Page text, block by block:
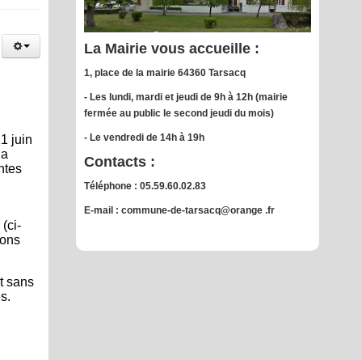
juin
(ci-
sans
La Mairie vous accueille :
1, place de la mairie 64360 Tarsacq
- Les lundi, mardi et jeudi de 9h à 12h (mairie
fermée au public le second jeudi du mois)
- Le vendredi de 14h à 19h
Contacts :
Téléphone : 05.59.60.02.83
E-mail : commune-de-tarsacq@orange .fr